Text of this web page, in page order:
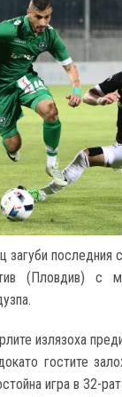
загуби последния
(Пловдив) с
излязоха
гостите
игра в 32-